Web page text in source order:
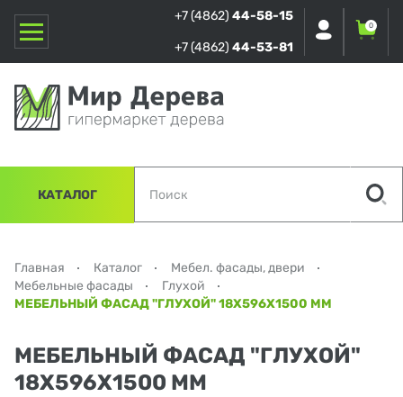
+7 (4862) 44-58-15
+7 (4862) 44-53-81
0
КАТАЛОГ
Главная Каталог
Мебел. фасады, двери
Мебельные фасады
Глухой
МЕБЕЛЬНЫЙ ФАСАД "ГЛУХОЙ" 18Х596Х1500 ММ
МЕБЕЛЬНЫЙ ФАСАД "ГЛУХОЙ"
18Х596Х1500 ММ